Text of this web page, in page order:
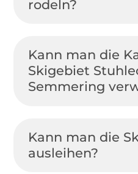
rodeln?
Kann man die
Skigebiet
Semmering
Kann man die
ausleihen?